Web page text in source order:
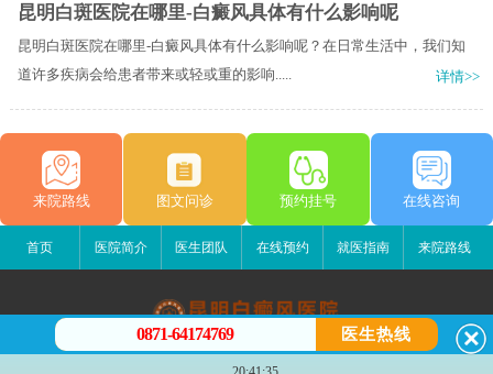
昆明白斑医院在哪里-白癜风具体有什么影响呢
昆明白斑医院在哪里-白癜风具体有什么影响呢？在日常生活中，我们知
道许多疾病会给患者带来或轻或重的影响.....
详情>>
来院路线 图文问诊 预约挂号 在线咨询
首页 医院简介 医生团队 在线预约 就医指南 来院路线
昆明白癜风医院
0871-64174769 医生热线